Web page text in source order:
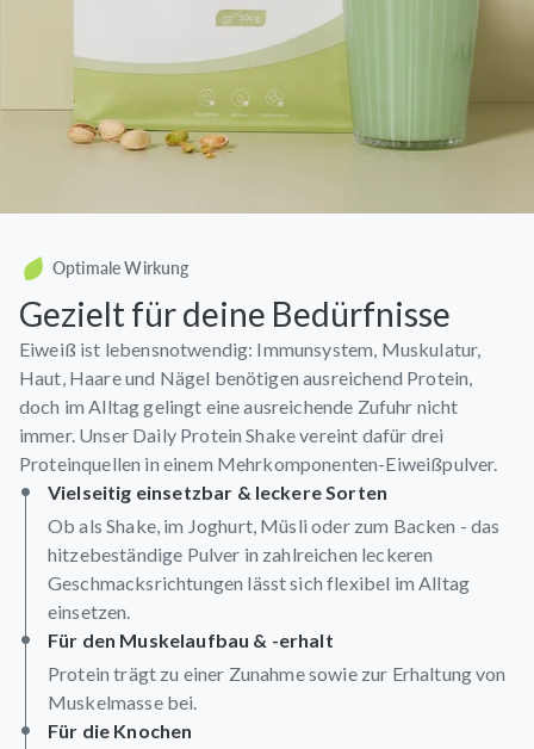
Optimale Wirkung
Gezielt für deine Bedürfnisse
Eiweiß ist lebensnotwendig: Immunsystem, Muskulatur,
Haut, Haare und Nägel benötigen ausreichend Protein,
doch im Alltag gelingt eine ausreichende Zufuhr nicht
immer. Unser Daily Protein Shake vereint dafür drei
Proteinquellen in einem Mehrkomponenten-Eiweißpulver.
Vielseitig einsetzbar & leckere Sorten
Ob als Shake, im Joghurt, Müsli oder zum Backen - das
hitzebeständige Pulver in zahlreichen leckeren
Geschmacksrichtungen lässt sich flexibel im Alltag
einsetzen.
Für den Muskelaufbau & -erhalt
Protein trägt zu einer Zunahme sowie zur Erhaltung von
Muskelmasse bei.
Für die Knochen